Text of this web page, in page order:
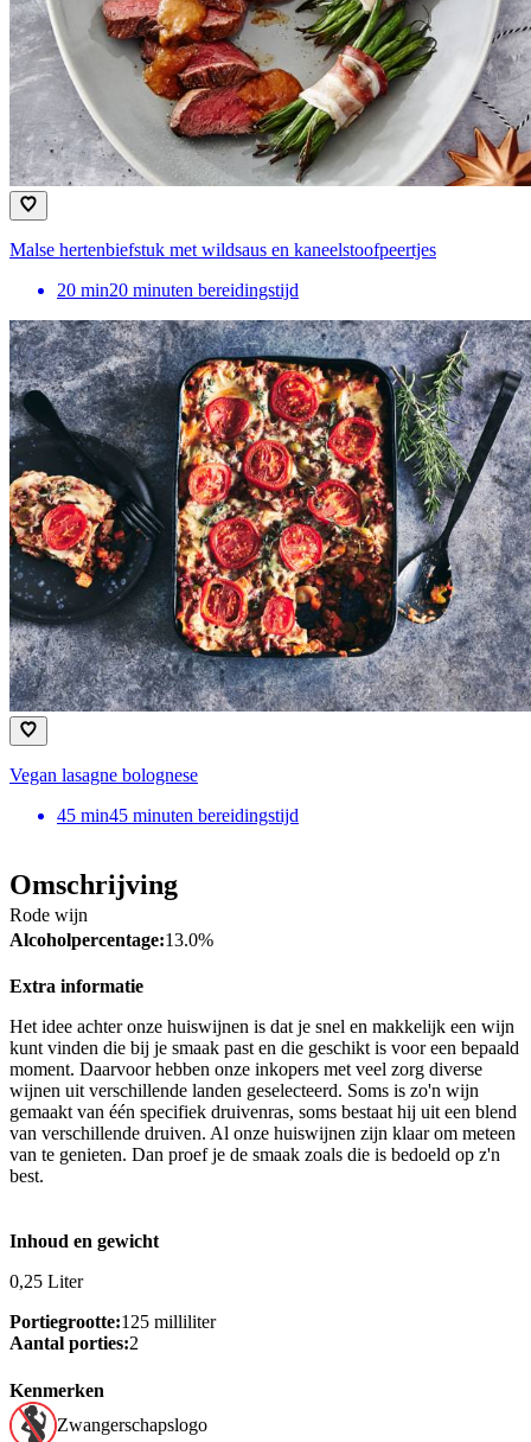
Malse hertenbiefstuk met wildsaus en kaneelstoofpeertjes
20 min20 minuten bereidingstijd
Vegan lasagne bolognese
45 min45 minuten bereidingstijd
Omschrijving
Rode wijn
Alcoholpercentage:13.0%
Extra informatie
Het idee achter onze huiswijnen is dat je snel en makkelijk een wijn
kunt vinden die bij je smaak past en die geschikt is voor een bepaald
moment. Daarvoor hebben onze inkopers met veel zorg diverse
wijnen uit verschillende landen geselecteerd. Soms is zo'n wijn
gemaakt van één specifiek druivenras, soms bestaat hij uit een blend
van verschillende druiven. Al onze huiswijnen zijn klaar om meteen
van te genieten. Dan proef je de smaak zoals die is bedoeld op z'n
best.
Inhoud en gewicht
0,25 Liter
Portiegrootte:125 milliliter
Aantal porties:2
Kenmerken
Zwangerschapslogo